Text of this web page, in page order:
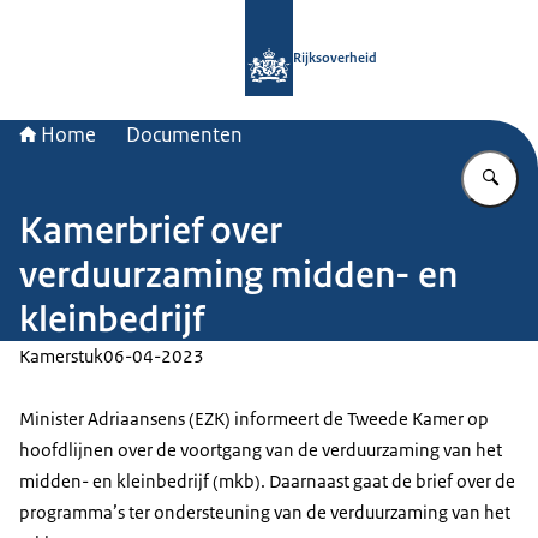
Rijksoverheid
Home Documenten
Kamerbrief over
verduurzaming midden- en
kleinbedrijf
Kamerstuk06-04-2023
Minister Adriaansens (EZK) informeert de Tweede Kamer op
hoofdlijnen over de voortgang van de verduurzaming van het
midden- en kleinbedrijf (mkb). Daarnaast gaat de brief over de
programma’s ter ondersteuning van de verduurzaming van het